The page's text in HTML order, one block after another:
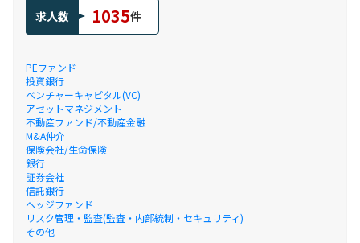
求人数 1035件
PEファンド
投資銀行
ベンチャーキャピタル(VC)
アセットマネジメント
不動産ファンド/不動産金融
M&A仲介
保険会社/生命保険
銀行
証券会社
信託銀行
ヘッジファンド
リスク管理・監査(監査・内部統制・セキュリティ)
その他